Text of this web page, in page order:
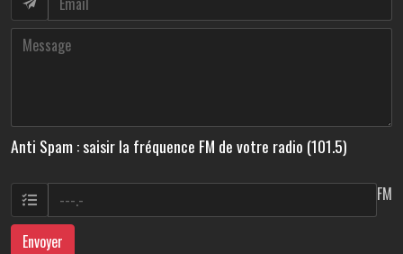
Anti Spam : saisir la fréquence FM de votre radio (101.5)
FM
Envoyer